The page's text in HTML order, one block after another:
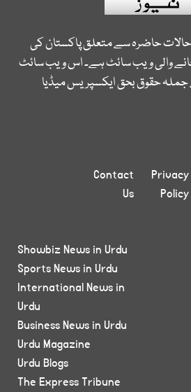
حالات حاضرہ سے متعلق پاکستان کی
والی ویب سائٹ ہے۔ اس ویب سائٹ
جملہ حقوق بحق ایکسپریس میڈیا
Privacy
Policy
Contact
Us
Showbiz News in Urdu
Sports News in Urdu
International News in
Urdu
Business News in Urdu
Urdu Magazine
Urdu Blogs
The Express Tribune